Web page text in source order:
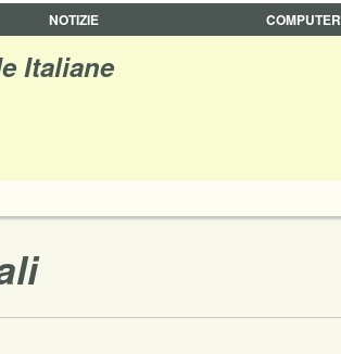
NOTIZIE COMPUTER
Italiane